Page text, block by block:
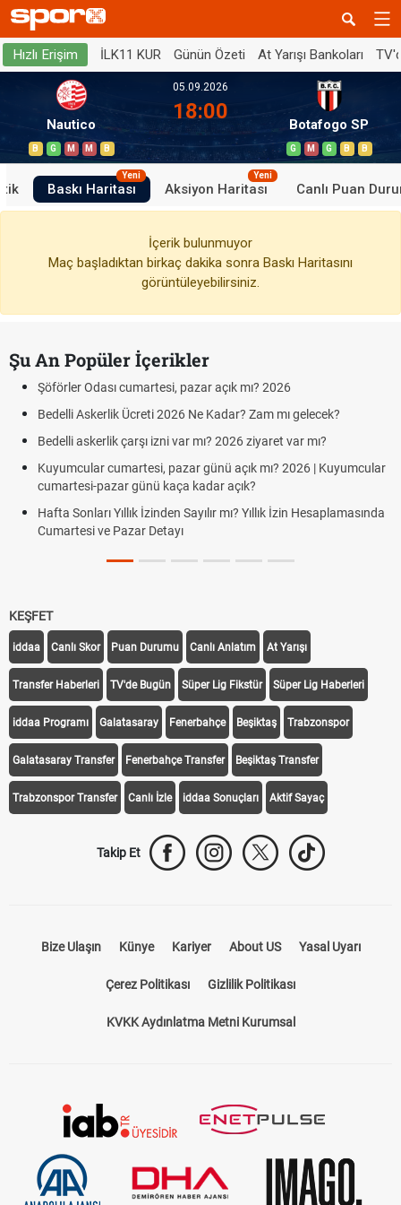
Hızlı Erişim İLK11 KUR Günün Özeti At Yarışı Bankoları
Nautico
B G M M B
05.09.2026
18:00
Botafogo SP
G M G B B
Baskı Haritası
Yeni
Aksiyon Haritası
Yeni
Canlı Puan
İçerik bulunmuyor
Maç başladıktan birkaç dakika sonra Baskı Haritasını
görüntüleyebilirsiniz.
Şu An Popüler İçerikler
Şöförler Odası cumartesi, pazar açık mı? 2026
Bedelli Askerlik Ücreti 2026 Ne Kadar? Zam mı gelecek?
Bedelli askerlik çarşı izni var mı? 2026 ziyaret var mı?
Kuyumcular cumartesi, pazar günü açık mı? 2026 | Kuyumcular
cumartesi-pazar günü kaça kadar açık?
Hafta Sonları Yıllık İzinden Sayılır mı? Yıllık İzin Hesaplamasında
Cumartesi ve Pazar Detayı
KEŞFET
iddaa Canlı Skor Puan Durumu Canlı Anlatım At Yarışı
Transfer Haberleri TV'de Bugün Süper Lig Fikstür Süper Lig Haberleri
iddaa Programı Galatasaray Fenerbahçe Beşiktaş Trabzonspor
Galatasaray Transfer Fenerbahçe Transfer Beşiktaş Transfer
Trabzonspor Transfer Canlı İzle iddaa Sonuçları Aktif Sayaç
Takip Et
Bize Ulaşın Künye Kariyer About US Yasal Uyarı
Çerez Politikası Gizlilik Politikası
KVKK Aydınlatma Metni Kurumsal